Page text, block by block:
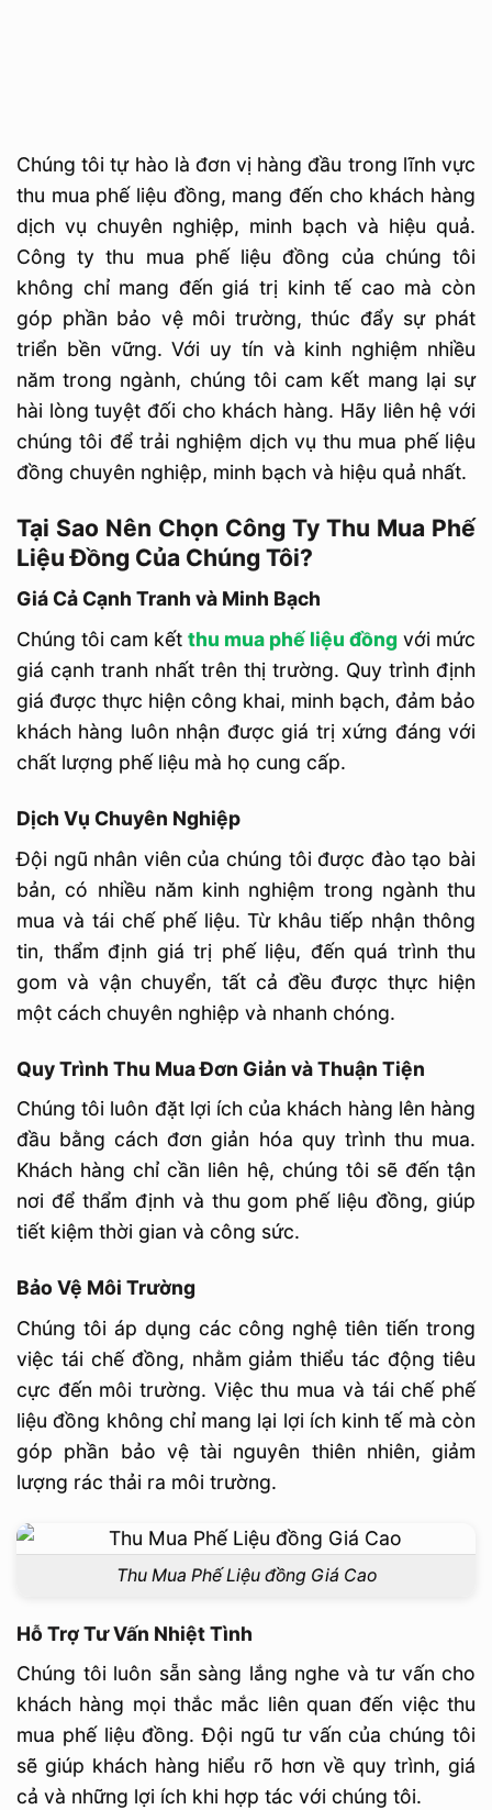
Chúng tôi tự hào là đơn vị hàng đầu trong lĩnh vực
thu mua phế liệu đồng, mang đến cho khách hàng
dịch vụ chuyên nghiệp, minh bạch và hiệu quả.
Công ty thu mua phế liệu đồng của chúng tôi
không chỉ mang đến giá trị kinh tế cao mà còn
góp phần bảo vệ môi trường, thúc đẩy sự phát
triển bền vững. Với uy tín và kinh nghiệm nhiều
năm trong ngành, chúng tôi cam kết mang lại sự
hài lòng tuyệt đối cho khách hàng. Hãy liên hệ với
chúng tôi để trải nghiệm dịch vụ thu mua phế liệu
đồng chuyên nghiệp, minh bạch và hiệu quả nhất.
Tại Sao Nên Chọn Công Ty Thu Mua Phế
Liệu Đồng Của Chúng Tôi?
Giá Cả Cạnh Tranh và Minh Bạch
Chúng tôi cam kết thu mua phế liệu đồng với mức
giá cạnh tranh nhất trên thị trường. Quy trình định
giá được thực hiện công khai, minh bạch, đảm bảo
khách hàng luôn nhận được giá trị xứng đáng với
chất lượng phế liệu mà họ cung cấp.
Dịch Vụ Chuyên Nghiệp
Đội ngũ nhân viên của chúng tôi được đào tạo bài
bản, có nhiều năm kinh nghiệm trong ngành thu
mua và tái chế phế liệu. Từ khâu tiếp nhận thông
tin, thẩm định giá trị phế liệu, đến quá trình thu
gom và vận chuyển, tất cả đều được thực hiện
một cách chuyên nghiệp và nhanh chóng.
Quy Trình Thu Mua Đơn Giản và Thuận Tiện
Chúng tôi luôn đặt lợi ích của khách hàng lên hàng
đầu bằng cách đơn giản hóa quy trình thu mua.
Khách hàng chỉ cần liên hệ, chúng tôi sẽ đến tận
nơi để thẩm định và thu gom phế liệu đồng, giúp
tiết kiệm thời gian và công sức.
Bảo Vệ Môi Trường
Chúng tôi áp dụng các công nghệ tiên tiến trong
việc tái chế đồng, nhằm giảm thiểu tác động tiêu
cực đến môi trường. Việc thu mua và tái chế phế
liệu đồng không chỉ mang lại lợi ích kinh tế mà còn
góp phần bảo vệ tài nguyên thiên nhiên, giảm
lượng rác thải ra môi trường.
Thu Mua Phế Liệu đồng Giá Cao
Hỗ Trợ Tư Vấn Nhiệt Tình
Chúng tôi luôn sẵn sàng lắng nghe và tư vấn cho
khách hàng mọi thắc mắc liên quan đến việc thu
mua phế liệu đồng. Đội ngũ tư vấn của chúng tôi
sẽ giúp khách hàng hiểu rõ hơn về quy trình, giá
cả và những lợi ích khi hợp tác với chúng tôi.